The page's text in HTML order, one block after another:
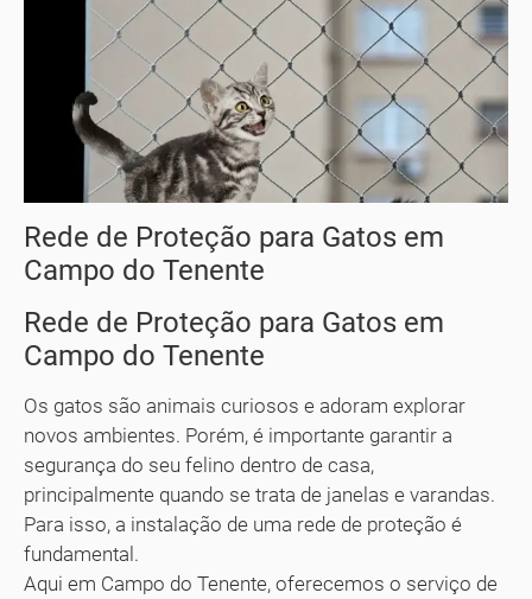
Rede de Proteção para Gatos em
Campo do Tenente
Rede de Proteção para Gatos em
Campo do Tenente
Os gatos são animais curiosos e adoram explorar
novos ambientes. Porém, é importante garantir a
segurança do seu felino dentro de casa,
principalmente quando se trata de janelas e varandas.
Para isso, a instalação de uma rede de proteção é
fundamental.
Aqui em Campo do Tenente, oferecemos o serviço de